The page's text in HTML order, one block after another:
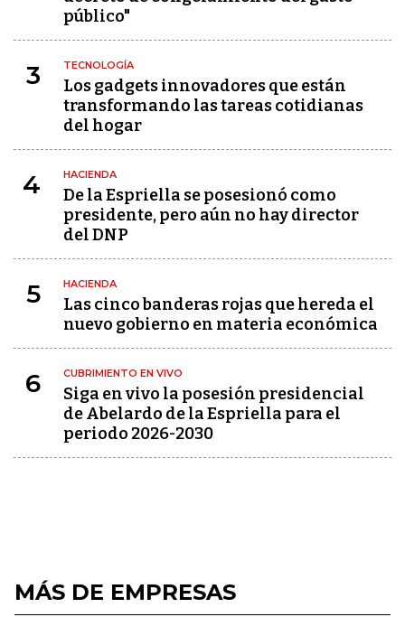
público"
3 TECNOLOGÍA
Los gadgets innovadores que están
transformando las tareas cotidianas
del hogar
4 HACIENDA
De la Espriella se posesionó como
presidente, pero aún no hay director
del DNP
5 HACIENDA
Las cinco banderas rojas que hereda el
nuevo gobierno en materia económica
6 CUBRIMIENTO EN VIVO
Siga en vivo la posesión presidencial
de Abelardo de la Espriella para el
periodo 2026-2030
MÁS DE EMPRESAS